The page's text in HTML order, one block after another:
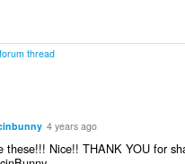
thread
4 years ago
these!!! Nice!! THANK YOU for